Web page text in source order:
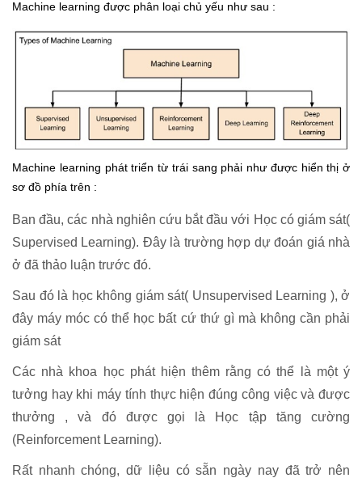
Machine learning được phân loại chủ yếu như sau :
Machine learning phát triển từ trái sang phải như được hiển thị ở
sơ đồ phía trên :
Ban đầu, các nhà nghiên cứu bắt đầu với Học có giám sát(
Supervised Learning). Đây là trường hợp dự đoán giá nhà
ở đã thảo luận trước đó.
Sau đó là học không giám sát( Unsupervised Learning ), ở
đây máy móc có thể học bất cứ thứ gì mà không cần phải
giám sát
Các nhà khoa học phát hiện thêm rằng có thể là một ý
tưởng hay khi máy tính thực hiện đúng công việc và được
thưởng , và đó được gọi là Học tập tăng cường
(Reinforcement Learning).
Rất nhanh chóng, dữ liệu có sẵn ngày nay đã trở nên